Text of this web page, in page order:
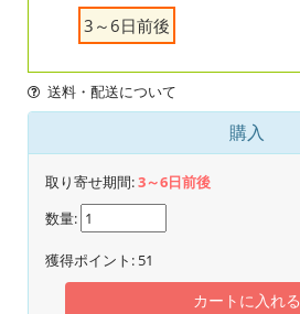
3～6日前後
送料・配送について
購入
取り寄せ期間:3～6日前後
数量:
獲得ポイント: 51
カートに入れる